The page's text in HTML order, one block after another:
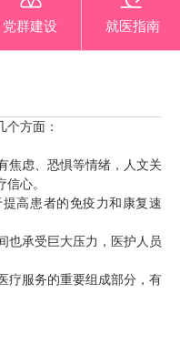
党群建设 就医指南
方面：
焦虑、恐惧等情绪，人文关
心。
高患者的免疫力和康复速
也承受巨大压力，医护人员
疗服务的重要组成部分，有